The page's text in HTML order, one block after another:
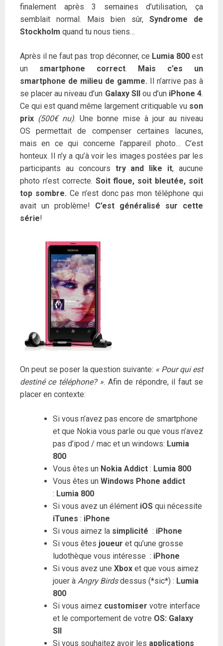
finalement après 3 semaines d’utilisation, ça
semblait normal. Mais bien sûr, Syndrome de
Stockholm quand tu nous tiens…
Après il ne faut pas trop déconner, ce Lumia 800est
un smartphone correct.
Mais c’es un
smartphone de milieu de gamme. Il n’arrive pas à
se placer au niveau d’un Galaxy SII ou d’un iPhone 4.
Ce qui est quand même largement critiquable vu son
prix (500€ nu). Une bonne mise à jour au niveau
OS permettait de compenser certaines lacunes,
mais en ce qui concerne l’appareil photo… C’est
honteux. Il n’y a qu’à voir les images postées par les
participants au concours try and like it, aucune
photo n’est correcte. Soit floue, soit bleutée, soit
top sombre. Ce n’est donc pas mon téléphone qui
avait un problème! C’est généralisé sur cette
série!
On peut se poser la question suivante: « Pour qui est
destiné ce téléphone? ». Afin de répondre, il faut se
placer en contexte:
Si vous n’avez pas encore de smartphone
et que Nokia vous parle ou que vous n’avez
pas d’ipod / mac et un windows: Lumia
800
Vous êtes un Nokia Addict: Lumia 800
Vous êtes un Windows Phone addict
: Lumia 800
Si vous avez un élément iOS qui nécessite
iTunes : iPhone
Si vous aimez la simplicité : iPhone
Si vous êtes joueur et qu’une grosse
ludothèque vous intéresse : iPhone
Si vous avez une Xboxet que vous aimez
jouer à Angry Birdsdessus (*sic*) : Lumia
800
Si vous aimez customiser votre interface
et le comportement de votre OS: Galaxy
SII
Si vous souhaitez avoir les applications